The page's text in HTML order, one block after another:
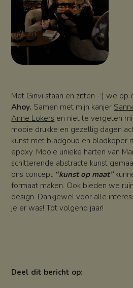
Met Ginvi staan en zitten -:) we op
Ahoy. Samen met mijn kanjer
Anne Lokers en niet te vergeten
mooie drukke en gezellig dagen
kunst met bladgoud en bladkoper
epoxy. Mooie unieke harten van
schitterende abstracte kunst
ons concept “kunst op maat”
formaat maken. Ook bieden we
design. Dankjewel voor alle
je er was! Tot volgend jaar!
Deel dit bericht op: